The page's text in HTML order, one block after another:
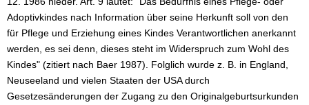
Adoptivkindes nach Information über seine Herkunft soll von den
für Pflege und Erziehung eines Kindes Verantwortlichen anerkannt
werden, es sei denn, dieses steht im Widerspruch zum Wohl des
Kindes" (zitiert nach Baer 1987). Folglich wurde z. B. in England,
Neuseeland und vielen Staaten der USA durch
Gesetzesänderungen der Zugang zu den Originalgeburtsurkunden